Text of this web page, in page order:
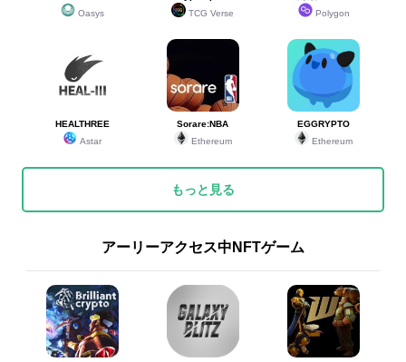
Oasys
TCG Verse
Polygon
HEALTHREE
Astar
Sorare:NBA
Ethereum
EGGRYPTO
Ethereum
もっと見る
アーリーアクセス中NFTゲーム